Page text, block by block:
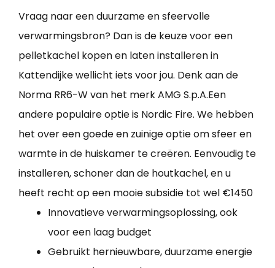
Vraag naar een duurzame en sfeervolle
verwarmingsbron? Dan is de keuze voor een
pelletkachel kopen en laten installeren in
Kattendijke wellicht iets voor jou. Denk aan de
Norma RR6-W van het merk AMG S.p.A.Een
andere populaire optie is Nordic Fire. We hebben
het over een goede en zuinige optie om sfeer en
warmte in de huiskamer te creëren. Eenvoudig te
installeren, schoner dan de houtkachel, en u
heeft recht op een mooie subsidie tot wel €1450
Innovatieve verwarmingsoplossing, ook
voor een laag budget
Gebruikt hernieuwbare, duurzame energie